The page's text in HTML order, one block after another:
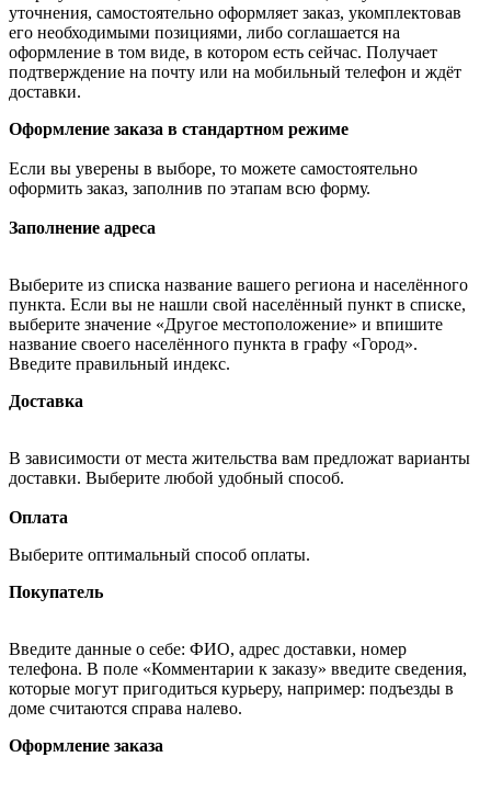
уточнения, самостоятельно оформляет заказ, укомплектовав
его необходимыми позициями, либо соглашается на
оформление в том виде, в котором есть сейчас. Получает
подтверждение на почту или на мобильный телефон и ждёт
доставки.
Оформление заказа в стандартном режиме
Если вы уверены в выборе, то можете самостоятельно
оформить заказ, заполнив по этапам всю форму.
Заполнение адреса
Выберите из списка название вашего региона и населённого
пункта. Если вы не нашли свой населённый пункт в списке,
выберите значение «Другое местоположение» и впишите
название своего населённого пункта в графу «Город».
Введите правильный индекс.
Доставка
В зависимости от места жительства вам предложат варианты
доставки. Выберите любой удобный способ.
Оплата
Выберите оптимальный способ оплаты.
Покупатель
Введите данные о себе: ФИО, адрес доставки, номер
телефона. В поле «Комментарии к заказу» введите сведения,
которые могут пригодиться курьеру, например: подъезды в
доме считаются справа налево.
Оформление заказа